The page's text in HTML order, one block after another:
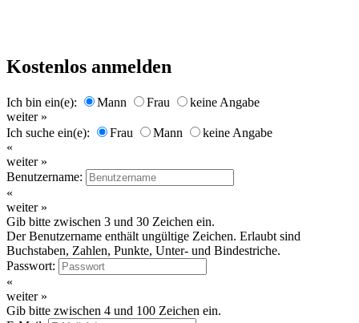
Kostenlos anmelden
Ich bin ein(e): Mann Frau
keine Angabe
weiter »
Ich suche ein(e):
Frau Mann
keine Angabe
«
weiter »
Benutzername:
«
weiter »
Gib bitte zwischen 3 und 30 Zeichen ein.
Der Benutzername enthält ungültige Zeichen. Erlaubt sind
Buchstaben, Zahlen, Punkte, Unter- und Bindestriche.
Passwort:
«
weiter »
Gib bitte zwischen 4 und 100 Zeichen ein.